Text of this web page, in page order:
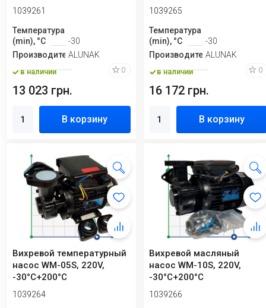
1039261
Температура
(min), °C
-30
ПроизводительALUNAK
в наличии 0
13 023 грн.
В корзину
1039265
Температура
(min), °C
-30
ПроизводительALUNAK
в наличии 0
16 172 грн.
В корзину
Вихревой температурный
насос WM-05S, 220V,
-30°C+200°C
1039264
Вихревой масляный
насос WM-10S, 220V,
-30°C+200°C
1039266